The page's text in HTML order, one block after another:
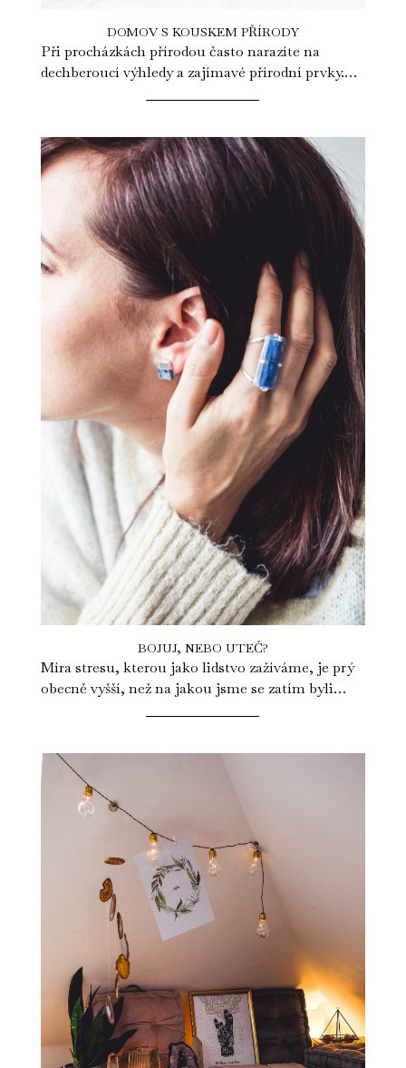
DOMOV S KOUSKEM PŘÍRODY
Při procházkách přírodou často narazíte na
dechberoucí výhledy a zajímavé přírodní prvky.
BOJUJ, NEBO UTEČ?
Míra stresu, kterou jako lidstvo zažíváme, je prý
obecně vyšší, než na jakou jsme se zatím byli